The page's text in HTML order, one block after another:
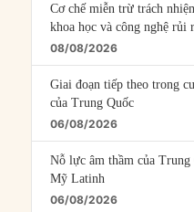
Cơ chế miễn trừ trách
khoa học và công nghệ rủi
08/08/2026
Giai đoạn tiếp theo trong
của Trung Quốc
06/08/2026
Nỗ lực âm thầm của
Mỹ Latinh
06/08/2026